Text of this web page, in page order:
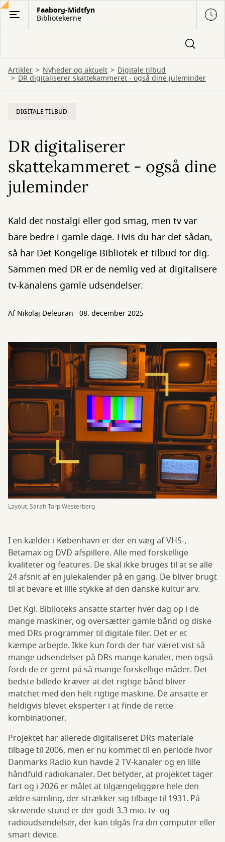
Gå
hovedindhold
Faaborg-Midtfyn
Bibliotekerne
Artikler Nyheder og aktuelt Digitale tilbud
DR digitaliserer skattekammeret - også dine juleminder
DIGITALE TILBUD
DR digitaliserer
skattekammeret - også dine
juleminder
Kald det nostalgi eller god smag, men tv var
bare bedre i gamle dage. Hvis du har det sådan,
så har Det Kongelige Bibliotek et tilbud for dig.
Sammen med DR er de nemlig ved at digitalisere
tv-kanalens gamle udsendelser.
AfNikolaj Deleuran 08. december 2025
Layout: Sarah Tarp Westerberg
I en kælder i København er der en væg af VHS-,
Betamax og DVD afspillere. Alle med forskellige
kvaliteter og features. De skal ikke bruges til at se alle
24 afsnit af en julekalender på en gang. De bliver brugt
til at bevare et lille stykke af den danske kultur arv.
Det Kgl. Biblioteks ansatte starter hver dag op i de
mange maskiner, og oversætter gamle bånd og diske
med DRs programmer til digitale filer. Det er et
kæmpe arbejde. Ikke kun fordi der har været vist så
mange udsendelser på DRs mange kanaler, men også
fordi de er gemt på så mange forskellige måder. Det
bedste billede kræver at det rigtige bånd bliver
matchet med den helt rigtige maskine. De ansatte er
heldigvis blevet eksperter i at finde de rette
kombinationer.
Projektet har allerede digitaliseret DRs materiale
tilbage til 2006, men er nu kommet til en periode hvor
Danmarks Radio kun havde 2 TV-kanaler og en lille
håndfuld radiokanaler. Det betyder, at projektet tager
fart og i 2026 er målet at tilgængeliggøre hele den
ældre samling, der strækker sig tilbage til 1931. På
skrivende stund er der godt 3.3 mio. tv- og
radioudsendelser, der kan tilgås fra din computer eller
smart device.